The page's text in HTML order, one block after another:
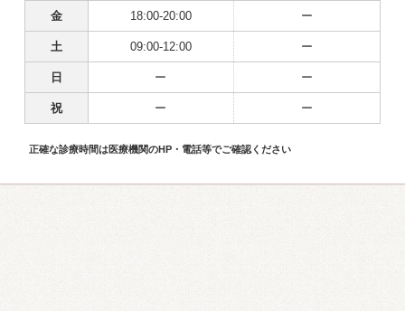
金 18:00-20:00 ー
土 09:00-12:00 ー
日 ー ー
祝 ー ー
正確な診療時間は医療機関のHP・電話等でご確認ください